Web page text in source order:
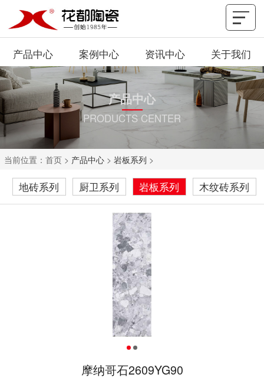
产品中心 案例中心 资讯中心 关于我们
产品中心
PRODUCTS CENTER
当前位置： 首页 > 产品中心 > 岩板系列 >
地砖系列 厨卫系列 岩板系列 木纹砖系列
摩纳哥石2609YG90